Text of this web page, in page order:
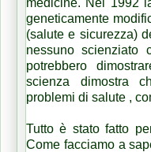
geneticamente
(salute e sicurezza)
nessuno scienziato
potrebbero
scienza dimostra
problemi di salute ,
Tutto è stato fatto
Come facciamo a